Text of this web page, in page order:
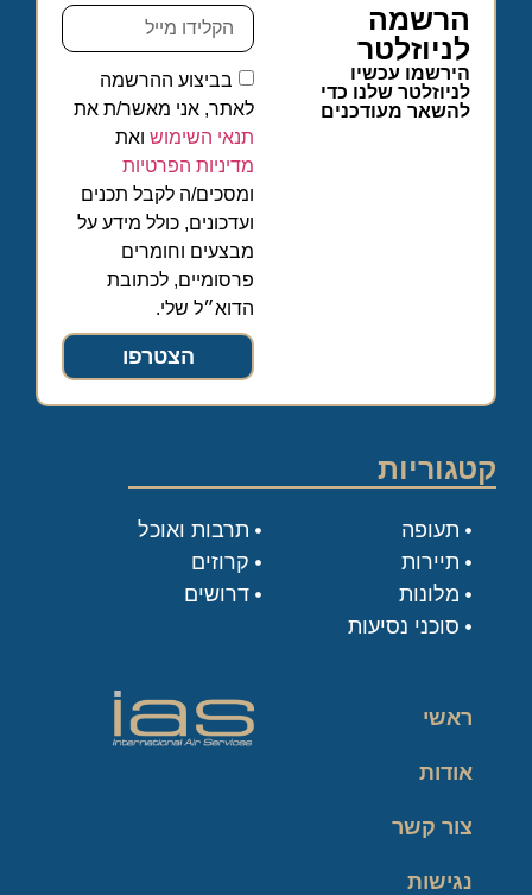
הרשמה
לניוזלטר
הירשמו עכשיו
לניוזלטר שלנו כדי
להשאר מעודכנים
בביצוע ההרשמה
לאתר, אני מאשר/ת את
תנאי השימושואת
מדיניות הפרטיות
ומסכים/ה לקבל תכנים
ועדכונים, כולל מידע על
מבצעים וחומרים
פרסומיים, לכתובת
הדוא״ל שלי.
הצטרפו
קטגוריות
תעופה
תיירות
מלונות
סוכני נסיעות
תרבות ואוכל
קרוזים
דרושים
ראשי
אודות
צור קשר
נגישות